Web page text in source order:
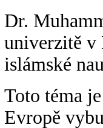
Dr.
univerzitě v
islámské
Toto téma
Evropě